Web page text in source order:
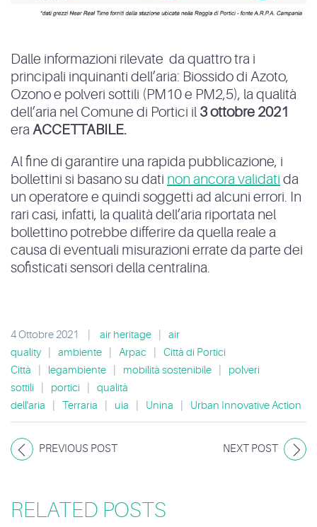
Dalle informazioni rilevate da quattro tra i
principali inquinanti dell’aria: Biossido di Azoto,
Ozono e polveri sottili (PM10 e PM2,5), la qualità
dell’aria nel Comune di Portici il 3 ottobre 2021
era ACCETTABILE.
Al fine di garantire una rapida pubblicazione, i
bollettini si basano su dati non ancora validati da
un operatore e quindi soggetti ad alcuni errori. In
rari casi, infatti, la qualità dell’aria riportata nel
bollettino potrebbe differire da quella reale a
causa di eventuali misurazioni errate da parte dei
sofisticati sensori della centralina.
4 Ottobre 2021 air heritage
air
quality
ambiente Arpac
Città di Portici
Città
legambiente mobilità sostenibile
polveri
sottili
portici
qualità
dell'aria
Terraria uia Unina Urban Innovative Action
PREVIOUS POST NEXT POST
RELATED POSTS